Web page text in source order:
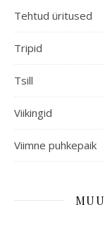
Tehtud üritused
Tripid
Tsill
Viikingid
Viimne puhkepaik